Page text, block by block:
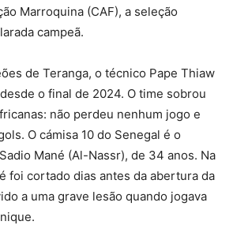
Marroquina (CAF), a seleção
campeã.
de Teranga, o técnico Pape Thiaw
o final de 2024. O time sobrou
não perdeu nenhum jogo e
O cámisa 10 do Senegal é o
Mané (Al-Nassr), de 34 anos. Na
foi cortado dias antes da abertura da
a uma grave lesão quando jogava